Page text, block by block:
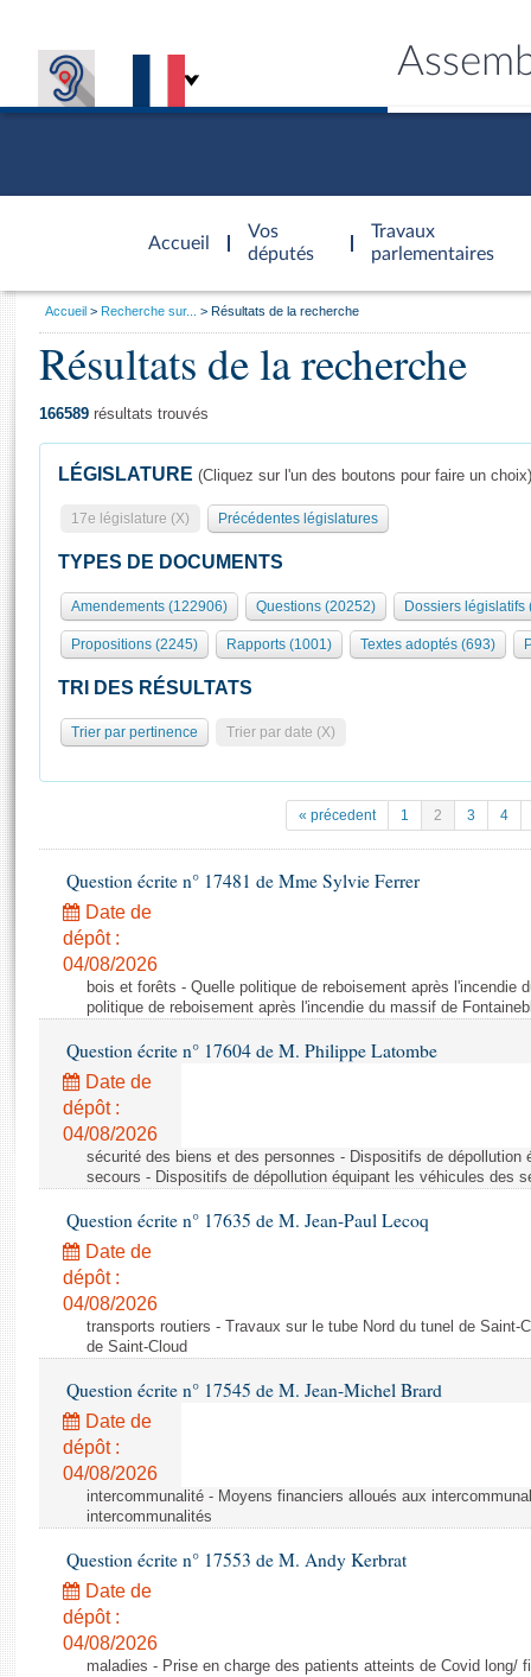
Accueil
d'accueil
Vos
députés
Travaux
parlementaires
Présidence
577 députés
Groupes politiques
Séance publique
Commissions et autres organes
Europe et International
Pétitions
Projets de loi
Propositions de loi
Amendements
Textes adoptés
Rapports législatifs
Rapports sur l'application des lois
Baromètre de l’application des lois
Dossiers législatifs
Budget et sécurité sociale
Questions écrites et orales
Comptes rendus des débats
Général
Rôle et pouvoirs de l'Assemblée
Organisation de l'Assemblée
Présidence Conférence des Présidents Bureau Collège des
Statistiques et chiffres clés
( Constitution | Règlement de l'Assemblée ... )
Histoire
Juniors
Anciennes législatures
Visiter l'Assemblée
Visite virtuelle du palais Bourbon
Assister à une séance
Contacts et plan d'accès
Photos libres de droit
Vous
Accueil Recherche sur... Résultats de la recherche
Résultats de la recherche
166589 résultats trouvés
LÉGISLATURE (Cliquez sur l'un des boutons pour faire un choix)
17e législature (X) Précédentes législatures
TYPES DE DOCUMENTS
Amendements (122906) Questions (20252) Dossiers législatifs
Propositions (2245) Rapports (1001) Textes adoptés (693)
TRI DES RÉSULTATS
Trier par pertinence Trier par date (X)
« précedent 1 2 3 4
Question écrite n° 17481 de Mme Sylvie Ferrer
Date de
dépôt :
04/08/2026
bois et forêts - Quelle politique de reboisement après l'incendie
politique de reboisement après l'incendie du massif de
Question écrite n° 17604 de M. Philippe Latombe
Date de
dépôt :
04/08/2026
sécurité des biens et des personnes - Dispositifs de
secours - Dispositifs de dépollution équipant les véhicules des
Question écrite n° 17635 de M. Jean-Paul Lecoq
Date de
dépôt :
04/08/2026
transports routiers - Travaux sur le tube Nord du tunel de Saint-
de Saint-Cloud
Question écrite n° 17545 de M. Jean-Michel Brard
Date de
dépôt :
04/08/2026
intercommunalité - Moyens financiers alloués aux
intercommunalités
Question écrite n° 17553 de M. Andy Kerbrat
Date de
dépôt :
04/08/2026
maladies - Prise en charge des patients atteints de Covid long/